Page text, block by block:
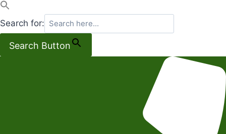
Search for:
Search Button